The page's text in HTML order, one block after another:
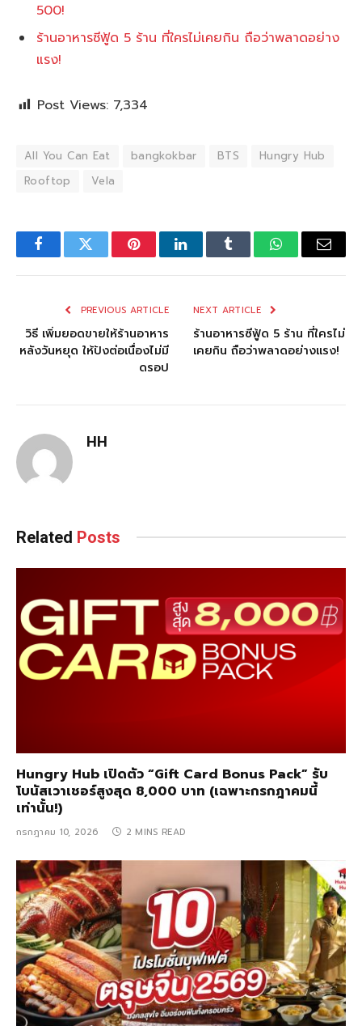
500!
ร้านอาหารซีฟู้ด 5 ร้าน ที่ใครไม่เคยกิน ถือว่าพลาดอย่าง
แรง!
Post Views: 7,334
All You Can Eat bangkokbar BTS
Hungry Hub
Rooftop
Vela
FacebookTwitter PinterestLinkedInTumblr WhatsAppEmail
PREVIOUS ARTICLE
วิธี เพิ่มยอดขายให้ร้านอาหาร
หลังวันหยุด ให้ปังต่อเนื่องไม่มี
ดรอป
NEXT ARTICLE
ร้านอาหารซีฟู้ด 5 ร้าน ที่ใครไม่
เคยกิน ถือว่าพลาดอย่างแรง!
HH
Related Posts
Hungry Hub เปิดตัว “Gift Card Bonus Pack” รับ
โบนัสเวาเชอร์สูงสุด 8,000 บาท (เฉพาะกรกฎาคมนี้
เท่านั้น!)
กรกฎาคม 10, 2026 2 MINS READ